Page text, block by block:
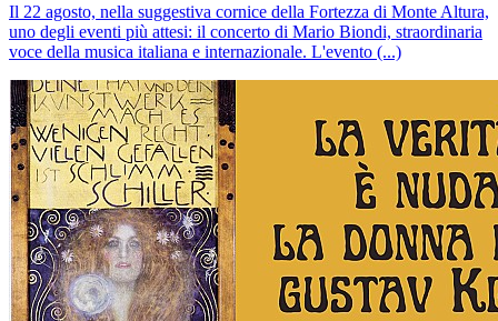
Il 22 agosto, nella suggestiva cornice della Fortezza di Monte Altura,
uno degli eventi più attesi: il concerto di Mario Biondi, straordinaria
voce della musica italiana e internazionale. L'evento (...)